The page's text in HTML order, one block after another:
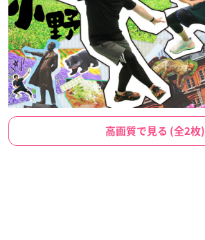
高画質で見る (全2枚)